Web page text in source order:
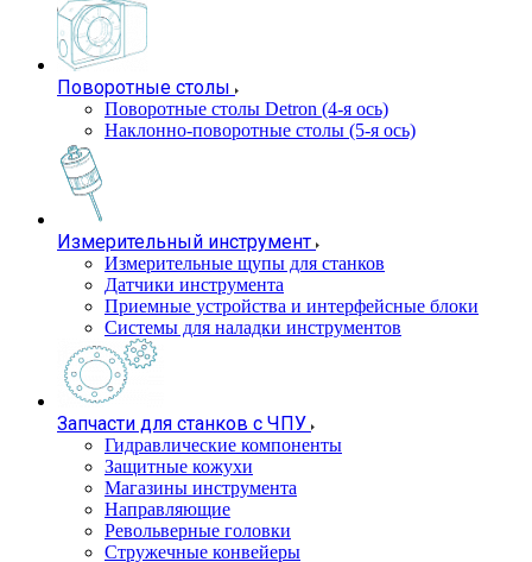
Поворотные столы
Поворотные столы Detron (4-я ось)
Наклонно-поворотные столы (5-я ось)
Измерительный инструмент
Измерительные щупы для станков
Датчики инструмента
Приемные устройства и интерфейсные блоки
Системы для наладки инструментов
Запчасти для станков с ЧПУ
Гидравлические компоненты
Защитные кожухи
Магазины инструмента
Направляющие
Револьверные головки
Стружечные конвейеры